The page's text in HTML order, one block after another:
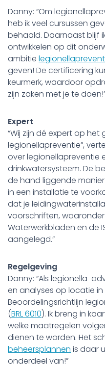
Danny: “Om
heb ik veel cursussen
behaald. Daarnaast blijf
ontwikkelen op dit
ambitie
geven! De certificering
keurmerk, waardoor
zijn zaken met je te
Expert
“Wij zijn dé expert op het
legionellapreventie”,
over legionellapreventie
drinkwatersysteem. De
de hand liggende
in een installatie te
dat je
voorschriften, waaronder
Waterwerkbladen en de
aangelegd.”
Regelgeving
Danny: “Als legionella-
en analyses op locatie
Beoordelingsrichtlijn
(BRL 6010). Ik breng in
welke maatregelen
dienen te worden. Het
beheersplannen is daar
onderdeel van!”